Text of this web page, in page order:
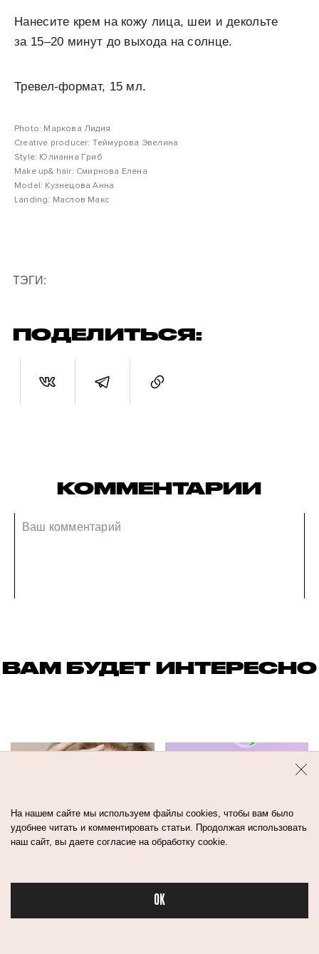
Бьюти в спорте
Нанесите крем на кожу лица, шеи и декольте
за 15–20 минут до выхода на солнце.
Тревел-формат, 15 мл.
Photo: Маркова Лидия
Creative producer: Теймурова Эвелина
Style: Юлианна Гриб
Make up& hair: Смирнова Елена
Model: Кузнецова Анна
Landing: Маслов Макс
ТЭГИ:
ПОДЕЛИТЬСЯ:
КОММЕНТАРИИ
ВАМ БУДЕТ ИНТЕРЕСНО
КАК ПРАВИЛЬНО
На нашем сайте мы используем файлы cookies, чтобы вам было
удобнее читать и комментировать статьи. Продолжая использовать
наш сайт, вы даете согласие на обработку cookie.
OK